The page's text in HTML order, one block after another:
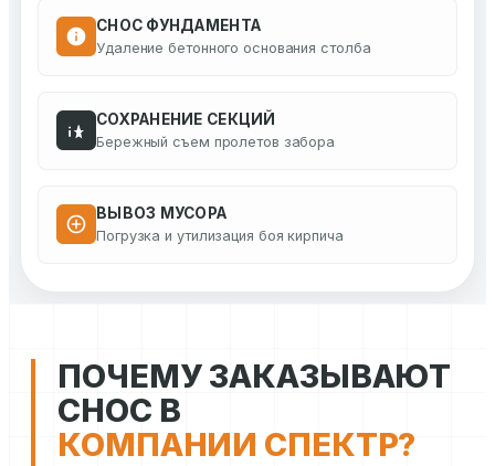
СНОС ФУНДАМЕНТА
Удаление бетонного основания столба
СОХРАНЕНИЕ СЕКЦИЙ
Бережный съем пролетов забора
ВЫВОЗ МУСОРА
Погрузка и утилизация боя кирпича
ПОЧЕМУ ЗАКАЗЫВАЮТ
СНОС В
КОМПАНИИ СПЕКТР?